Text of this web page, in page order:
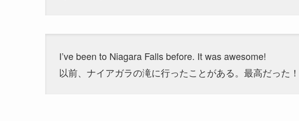
I’ve been to Niagara Falls before. It was awesome!
以前、ナイアガラの滝に行ったことがある。最高だった！